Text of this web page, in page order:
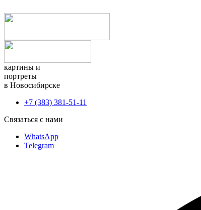
картины и
портреты
в Новосибирске
+7 (383) 381-51-11
Связаться с нами
WhatsApp
Telegram